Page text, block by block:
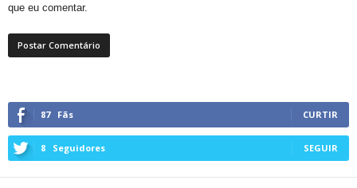
que eu comentar.
87 Fãs CURTIR
8 Seguidores SEGUIR